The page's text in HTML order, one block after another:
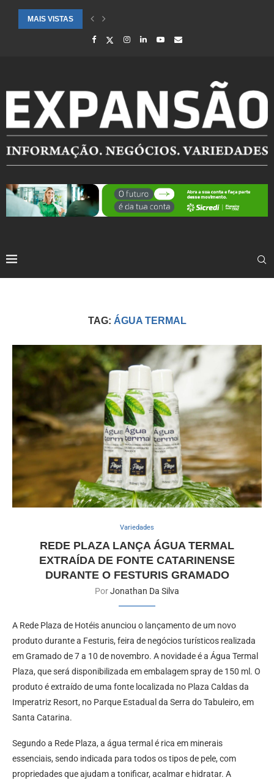
MAIS VISTAS
CIDADES ATENDIDAS PELO SEBRAE RS SÃO DESTAQUE EM
TAG: ÁGUA TERMAL
Variedades
REDE PLAZA LANÇA ÁGUA TERMAL
EXTRAÍDA DE FONTE CATARINENSE
DURANTE O FESTURIS GRAMADO
PorJonathan Da Silva
A Rede Plaza de Hotéis anunciou o lançamento de um novo
produto durante a Festuris, feira de negócios turísticos realizada
em Gramado de 7 a 10 de novembro. A novidade é a Água Termal
Plaza, que será disponibilizada em embalagem spray de 150 ml. O
produto é extraído de uma fonte localizada no Plaza Caldas da
Imperatriz Resort, no Parque Estadual da Serra do Tabuleiro, em
Santa Catarina.
Segundo a Rede Plaza, a água termal é rica em minerais
essenciais, sendo indicada para todos os tipos de pele, com
propriedades que ajudam a tonificar, acalmar e hidratar. A